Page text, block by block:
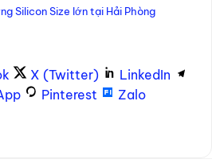
Silicon Size lớn tại Hải Phòng
X (Twitter)
LinkedIn
Pinterest
Zalo